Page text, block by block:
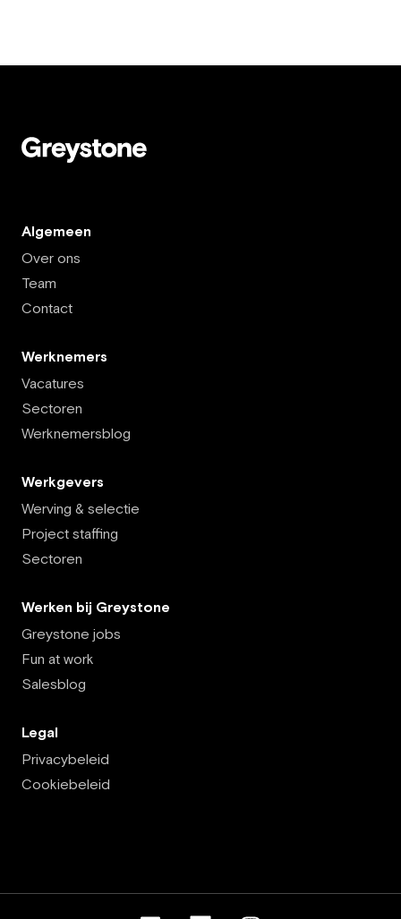
Algemeen
Over ons
Team
Contact
Werknemers
Vacatures
Sectoren
Werknemersblog
Werkgevers
Werving & selectie
Project staffing
Sectoren
Werken bij Greystone
Greystone jobs
Fun at work
Salesblog
Legal
Privacybeleid
Cookiebeleid